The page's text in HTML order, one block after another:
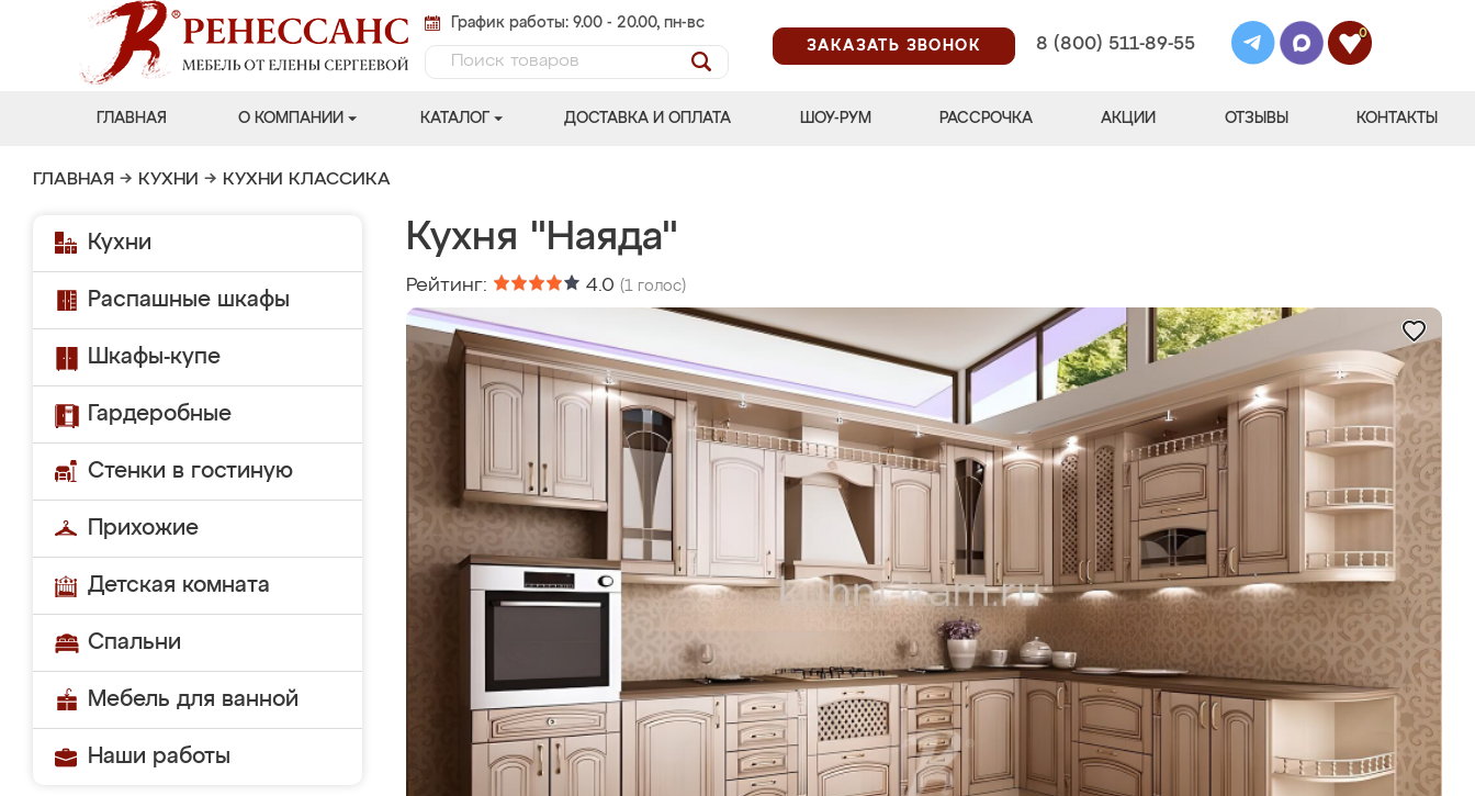
График работы: 9.00 - 20.00, пн-вс
ЗАКАЗАТЬ ЗВОНОК
8 (800) 511-89-55
0
ГЛАВНАЯ О КОМПАНИИ КАТАЛОГ ДОСТАВКА И ОПЛАТА ШОУ-РУМ РАССРОЧКА АКЦИИ ОТЗЫВЫ КОНТАКТЫ
ГЛАВНАЯ → КУХНИ → КУХНИ КЛАССИКА
Кухни
Распашные шкафы
Шкафы-купе
Гардеробные
Стенки в гостиную
Прихожие
Детская комната
Спальни
Мебель для ванной
Наши работы
Кухня "Наяда"
Рейтинг: 4.0 (1 голос)